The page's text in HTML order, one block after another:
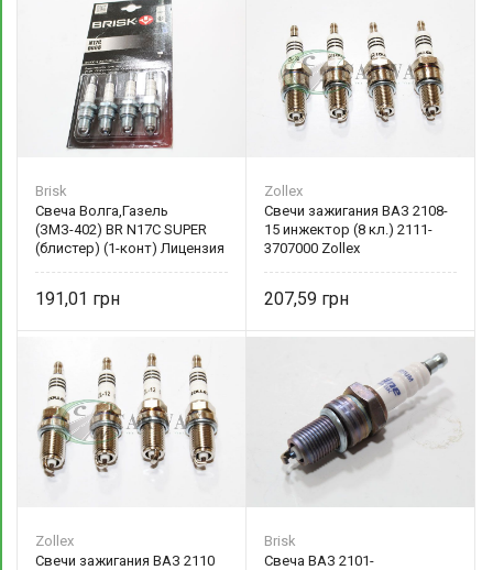
Brisk
Свеча Волга,Газель
(ЗМЗ-402) BR N17C SUPER
(блистер) (1-конт) Лицензия
191,01
Zollex
Свечи зажигания ВАЗ 2108-
15 инжектор (8 кл.) 2111-
3707000 Zollex
207,59
Zollex
Свечи зажигания ВАЗ 2110
Brisk
Свеча ВАЗ 2101-